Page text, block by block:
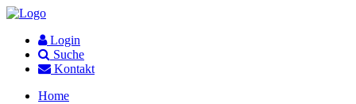
Login
Suche
Kontakt
Home